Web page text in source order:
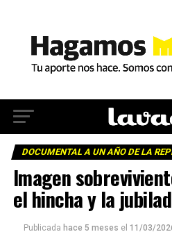
DOCUMENTAL A UN AÑO DE LA
Imagen
el hincha y la
Publicada hace 5 meses el 11/03/